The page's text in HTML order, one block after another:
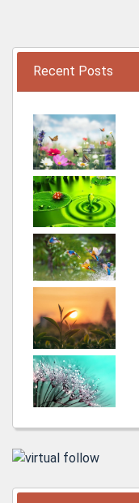
Recent Posts